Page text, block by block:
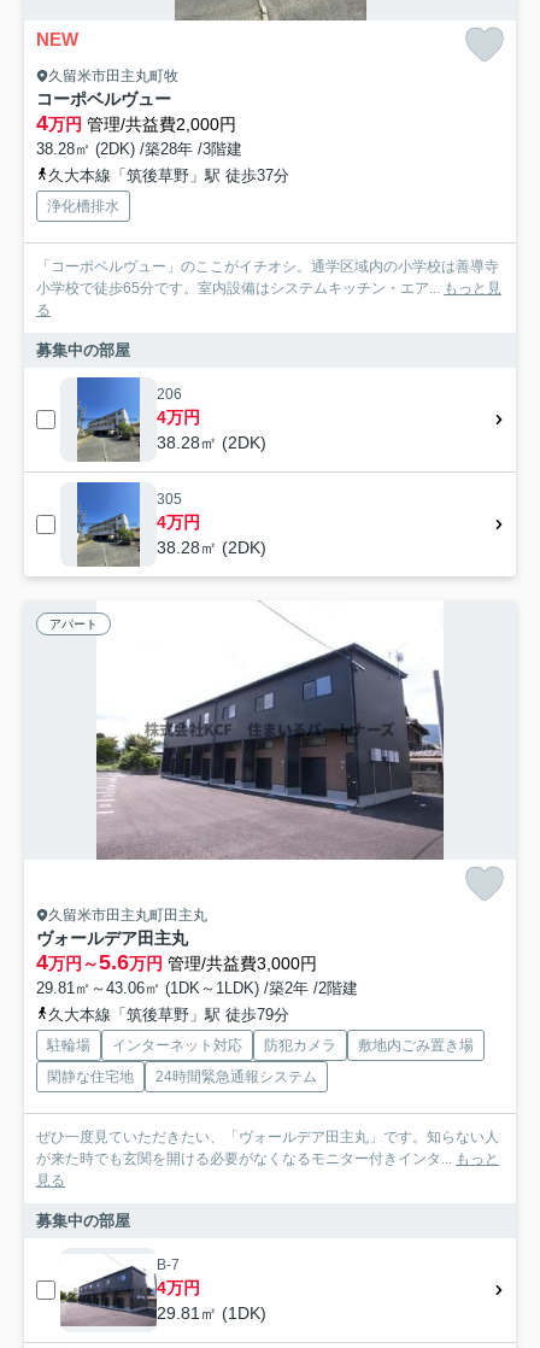
NEW
久留米市田主丸町牧
コーポベルヴュー
4万円 管理/共益費2,000円
38.28㎡ (2DK) /築28年 /3階建
久大本線「筑後草野」駅 徒歩37分
浄化槽排水
「コーポベルヴュー」のここがイチオシ。通学区域内の小学校は善導寺
小学校で徒歩65分です。室内設備はシステムキッチン・エア... もっと見
る
募集中の部屋
206
4万円
38.28㎡ (2DK)
305
4万円
38.28㎡ (2DK)
アパート
久留米市田主丸町田主丸
ヴォールデア田主丸
4万円～5.6万円 管理/共益費3,000円
29.81㎡～43.06㎡ (1DK～1LDK) /築2年 /2階建
久大本線「筑後草野」駅 徒歩79分
駐輪場 インターネット対応 防犯カメラ
敷地内ごみ置き場
閑静な住宅地
24時間緊急通報システム
ぜひ一度見ていただきたい、「ヴォールデア田主丸」です。知らない人
が来た時でも玄関を開ける必要がなくなるモニター付きインタ... もっと
見る
募集中の部屋
B-7
4万円
29.81㎡ (1DK)